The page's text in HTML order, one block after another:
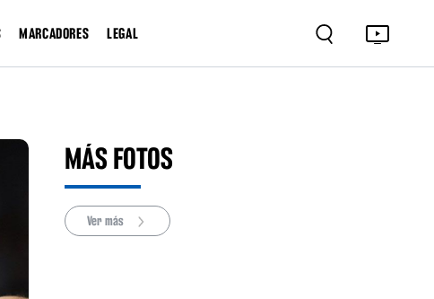
MARCADORES LEGAL
MÁS FOTOS
Ver más